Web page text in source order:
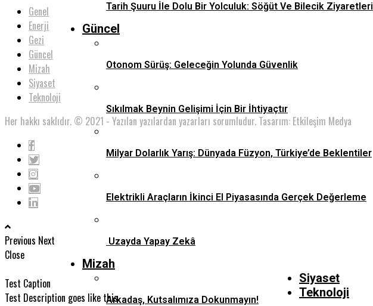
Tarih Şuuru İle Dolu Bir Yolculuk: Söğüt Ve Bilecik Ziyaretleri
Güncel
Otonom Sürüş: Geleceğin Yolunda Güvenlik
Sıkılmak Beynin Gelişimi İçin Bir İhtiyaçtır
Milyar Dolarlık Yarış: Dünyada Füzyon, Türkiye’de Beklentiler
Elektrikli Araçların İkinci El Piyasasında Gerçek Değerleme
Uzayda Yapay Zekâ
Mizah
Arkadaş, Kutsalımıza Dokunmayın!
Siyaset
Teknoloji
Genel
Enerji
Gezi
Güncel
Mizah
Siyaset
Teknoloji
Her hakkı saklıdır. © 2021 - Yazılan yazılardan yazarları sorumludur. Tasarım: Etkileşim Medya
Previous Next
Close
Test Caption
Test Description goes like this